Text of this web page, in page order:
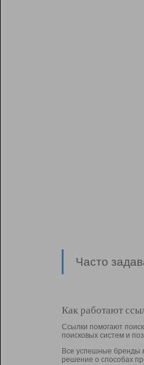
Часто
Как работают
Ссылки помогают
поисковых систем и
Все успешные бренды
решение о способах